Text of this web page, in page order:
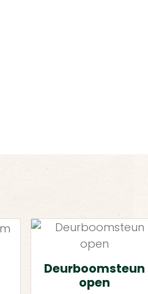
Deurboomsteun
open